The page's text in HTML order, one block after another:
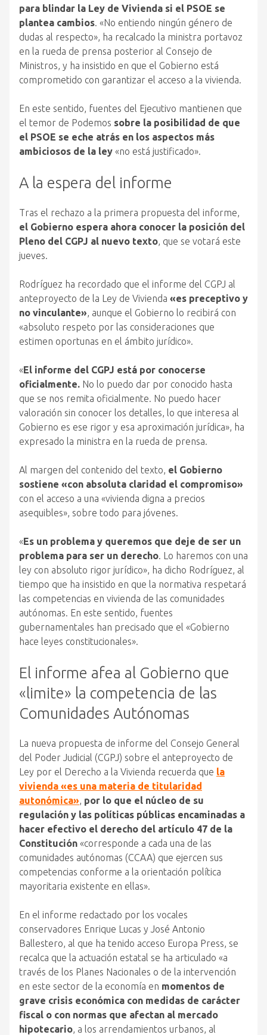
para blindar la Ley de Vivienda si el PSOE se
plantea cambios. «No entiendo ningún género de
dudas al respecto», ha recalcado la ministra portavoz
en la rueda de prensa posterior al Consejo de
Ministros, y ha insistido en que el Gobierno está
comprometido con garantizar el acceso a la vivienda.
En este sentido, fuentes del Ejecutivo mantienen que
el temor de Podemos sobre la posibilidad de que
el PSOE se eche atrás en los aspectos más
ambiciosos de la ley «no está justificado».
A la espera del informe
Tras el rechazo a la primera propuesta del informe,
el Gobierno espera ahora conocer la posición del
Pleno del CGPJ al nuevo texto, que se votará este
jueves.
Rodríguez ha recordado que el informe del CGPJ al
anteproyecto de la Ley de Vivienda «es preceptivo y
no vinculante», aunque el Gobierno lo recibirá con
«absoluto respeto por las consideraciones que
estimen oportunas en el ámbito jurídico».
«El informe del CGPJ está por conocerse
oficialmente. No lo puedo dar por conocido hasta
que se nos remita oficialmente. No puedo hacer
valoración sin conocer los detalles, lo que interesa al
Gobierno es ese rigor y esa aproximación jurídica», ha
expresado la ministra en la rueda de prensa.
Al margen del contenido del texto, el Gobierno
sostiene «con absoluta claridad el compromiso»
con el acceso a una «vivienda digna a precios
asequibles», sobre todo para jóvenes.
«Es un problema y queremos que deje de ser un
problema para ser un derecho. Lo haremos con una
ley con absoluto rigor jurídico», ha dicho Rodríguez, al
tiempo que ha insistido en que la normativa respetará
las competencias en vivienda de las comunidades
autónomas. En este sentido, fuentes
gubernamentales han precisado que el «Gobierno
hace leyes constitucionales».
El informe afea al Gobierno que
«limite» la competencia de las
Comunidades Autónomas
La nueva propuesta de informe del Consejo General
del Poder Judicial (CGPJ) sobre el anteproyecto de
Ley por el Derecho a la Vivienda recuerda que la
vivienda «es una materia de titularidad
autonómica», por lo que el núcleo de su
regulación y las políticas públicas encaminadas a
hacer efectivo el derecho del artículo 47 de la
Constitución «corresponde a cada una de las
comunidades autónomas (CCAA) que ejercen sus
competencias conforme a la orientación política
mayoritaria existente en ellas».
En el informe redactado por los vocales
conservadores Enrique Lucas y José Antonio
Ballestero, al que ha tenido acceso Europa Press, se
recalca que la actuación estatal se ha articulado «a
través de los Planes Nacionales o de la intervención
en este sector de la economía en momentos de
grave crisis económica con medidas de carácter
fiscal o con normas que afectan al mercado
hipotecario, a los arrendamientos urbanos, al